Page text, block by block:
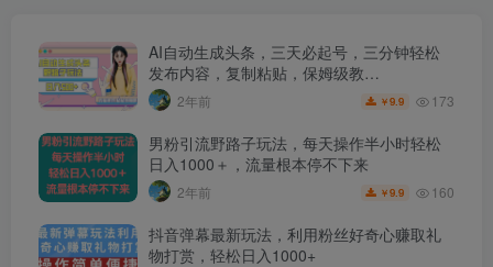
AI自动生成头条，三天必起号，三分钟轻松
发布内容，复制粘贴，保姆级教…
2年前 ￥9.9 173
男粉引流野路子玩法，每天操作半小时轻松
日入1000＋，流量根本停不下来
2年前 ￥9.9 160
抖音弹幕最新玩法，利用粉丝好奇心赚取礼
物打赏，轻松日入1000+